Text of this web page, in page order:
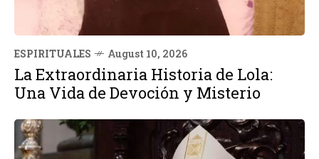
ESPIRITUALES August 10, 2026
La Extraordinaria Historia de Lola:
Una Vida de Devoción y Misterio